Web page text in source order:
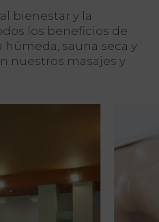
bienestar y la
los beneficios de
húmeda, sauna seca y
nuestros masajes y